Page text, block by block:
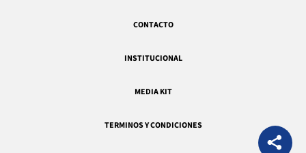
CONTACTO
INSTITUCIONAL
MEDIA KIT
TERMINOS Y CONDICIONES